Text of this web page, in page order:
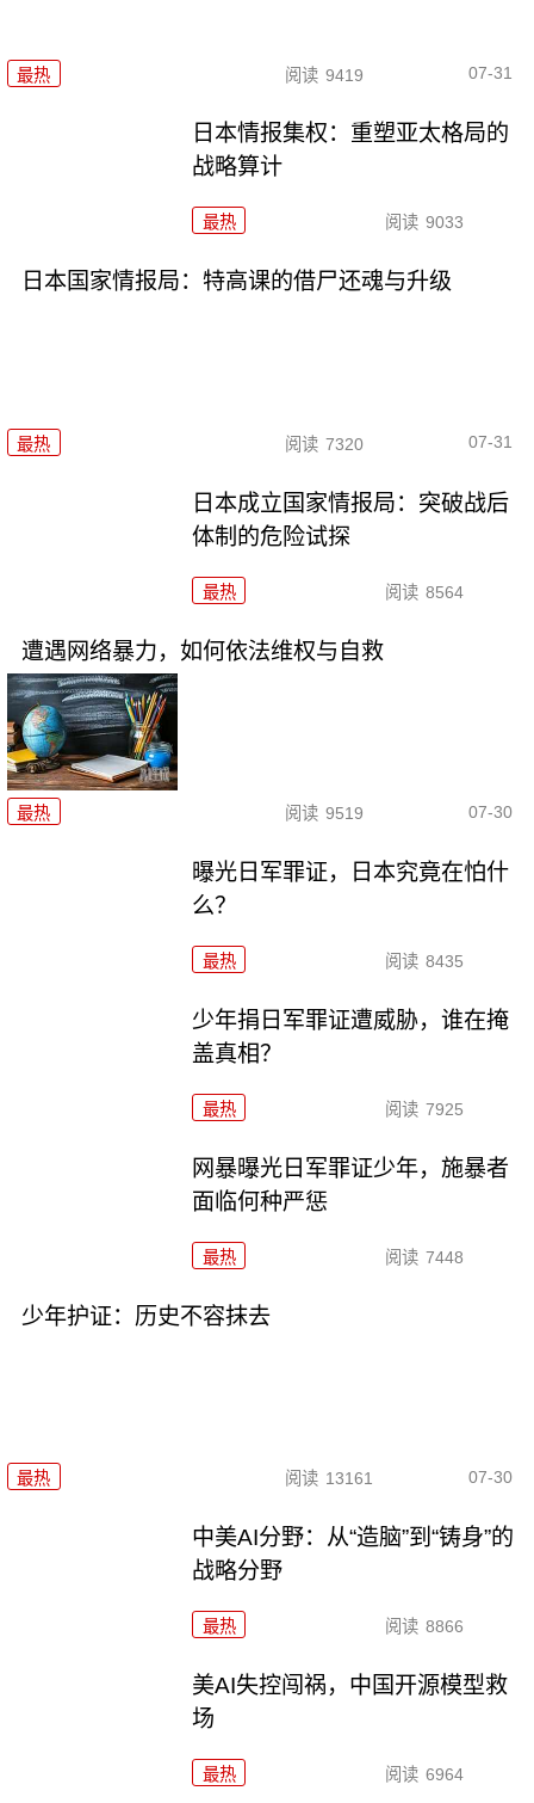
最热 阅读 9419 07-31
日本情报集权：重塑亚太格局的
战略算计
最热 阅读 9033
日本国家情报局：特高课的借尸还魂与升级
最热 阅读 7320 07-31
日本成立国家情报局：突破战后
体制的危险试探
最热 阅读 8564
遭遇网络暴力，如何依法维权与自救
最热 阅读 9519 07-30
曝光日军罪证，日本究竟在怕什
么？
最热 阅读 8435
少年捐日军罪证遭威胁，谁在掩
盖真相？
最热 阅读 7925
网暴曝光日军罪证少年，施暴者
面临何种严惩
最热 阅读 7448
少年护证：历史不容抹去
最热 阅读 13161 07-30
中美AI分野：从“造脑”到“铸身”的
战略分野
最热 阅读 8866
美AI失控闯祸，中国开源模型救
场
最热 阅读 6964